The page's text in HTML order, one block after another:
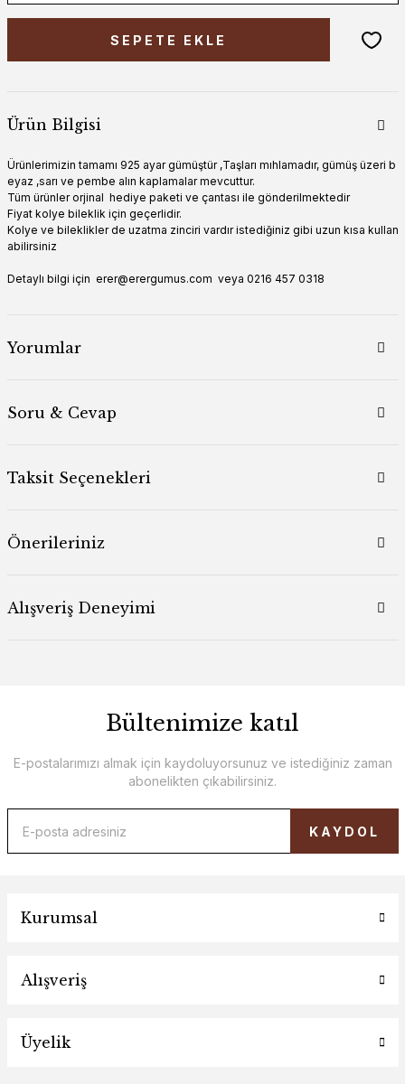
SEPETE EKLE
Ürün Bilgisi
Ürünlerimizin tamamı 925 ayar gümüştür ,Taşları mıhlamadır, gümüş üzeri b
eyaz ,sarı ve pembe alın kaplamalar mevcuttur.
Tüm ürünler orjinal hediye paketi ve çantası ile gönderilmektedir
Fiyat kolye bileklik için geçerlidir.
Kolye ve bileklikler de uzatma zinciri vardır istediğiniz gibi uzun kısa kullan
abilirsiniz
Detaylı bilgi için erer@erergumus.com veya 0216 457 0318
Yorumlar
Soru & Cevap
Taksit Seçenekleri
Önerileriniz
Alışveriş Deneyimi
Bültenimize katıl
E-postalarımızı almak için kaydoluyorsunuz ve istediğiniz zaman
abonelikten çıkabilirsiniz.
KAYDOL
Kurumsal
Alışveriş
Üyelik